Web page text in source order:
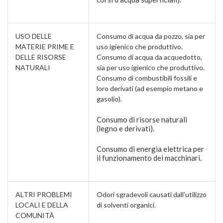
USO DELLE
MATERIE PRIME E
DELLE RISORSE
NATURALI
Consumo di acqua da pozzo, sia per
uso igienico che produttivo.
Consumo di acqua da acquedotto,
sia per uso igienico che produttivo.
Consumo di combustibili fossili e
loro derivati (ad esempio metano e
gasolio).
Consumo di risorse naturali
(legno e derivati).
Consumo di energia elettrica per
il funzionamento dei macchinari.
ALTRI PROBLEMI
LOCALI E DELLA
COMUNITÀ
Odori sgradevoli causati dall’utilizzo
di solventi organici.